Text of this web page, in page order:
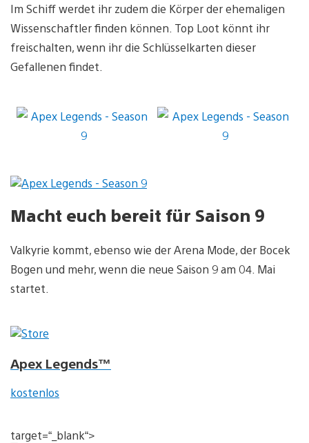
Im Schiff werdet ihr zudem die Körper der ehemaligen
Wissenschaftler finden können. Top Loot könnt ihr
freischalten, wenn ihr die Schlüsselkarten dieser
Gefallenen findet.
Macht euch bereit für Saison 9
Valkyrie kommt, ebenso wie der Arena Mode, der Bocek
Bogen und mehr, wenn die neue Saison 9 am 04. Mai
startet.
Apex Legends™
kostenlos
target=“_blank“>